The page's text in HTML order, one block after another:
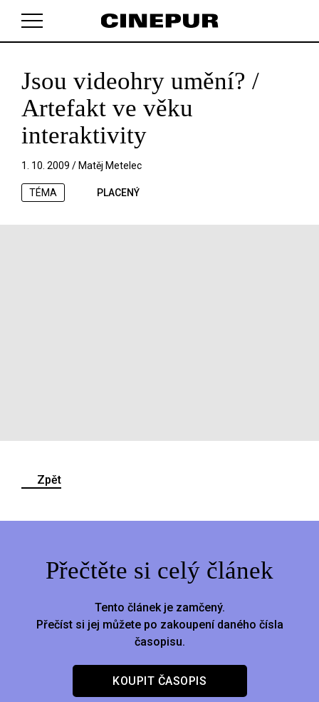
V košíku zatím nemáte žádné položky.
Jsou videohry umění? /
Artefakt ve věku
interaktivity
1. 10. 2009 / Matěj Metelec
TÉMA PLACENÝ
Zpět
Přečtěte si celý článek
Tento článek je zamčený.
Přečíst si jej můžete po zakoupení daného čísla
časopisu.
KOUPIT ČASOPIS